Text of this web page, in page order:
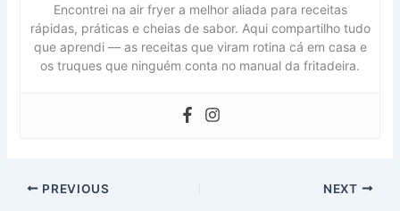
Encontrei na air fryer a melhor aliada para receitas
rápidas, práticas e cheias de sabor. Aqui compartilho tudo
que aprendi — as receitas que viram rotina cá em casa e
os truques que ninguém conta no manual da fritadeira.
PREVIOUS NEXT